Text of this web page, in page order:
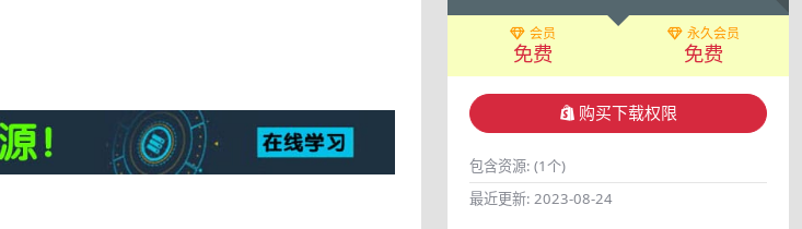
会员
免费
永久会员
免费
购买下载权限
包含资源: (1个)
最近更新: 2023-08-24